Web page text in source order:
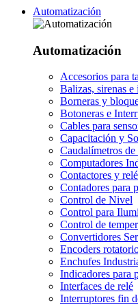
Automatización
Automatización
Accesorios para
Balizas, sirenas
Borneras y
Botoneras e
Cables para
Capacitación y
Caudalímetros de
Computadores
Contactores y
Contadores para
Control de Nivel
Control para
Control de
Convertidores
Encoders
Enchufes
Indicadores para
Interfaces de relé
Interruptores fin